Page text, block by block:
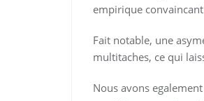
empirique
Fait notable, une
multitaches, ce qui
Nous avons